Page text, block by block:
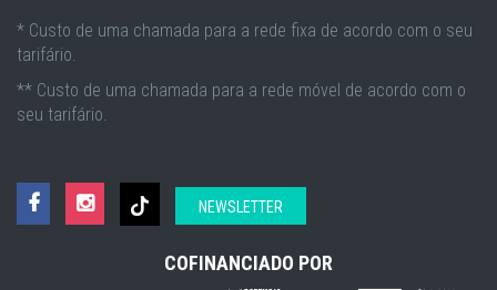
* Custo de uma chamada para a rede fixa de acordo com o seu
tarifário.
** Custo de uma chamada para a rede móvel de acordo com o
seu tarifário.
NEWSLETTER
COFINANCIADO POR